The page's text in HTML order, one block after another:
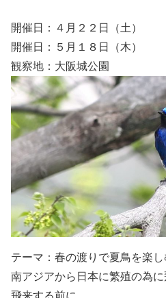
開催日：４月２２日（土）
開催日：５月１８日（木）
観察地：大阪城公園
テーマ：春の渡りで夏鳥を楽
南アジアから日本に繁殖の為
飛来する前に